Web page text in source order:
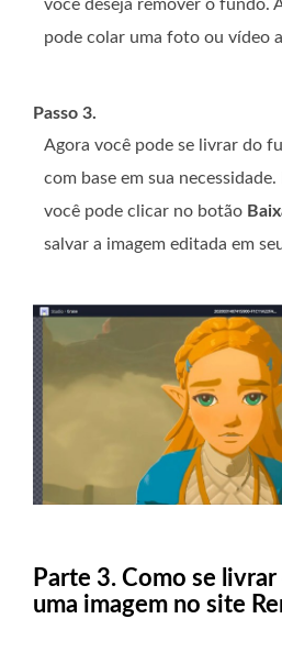
você deseja remover o fundo.
pode colar uma foto ou vídeo
Passo 3.
Agora você pode se livrar do
com base em sua
você pode clicar no botão
salvar a imagem editada em
Parte 3. Como se
uma imagem no site